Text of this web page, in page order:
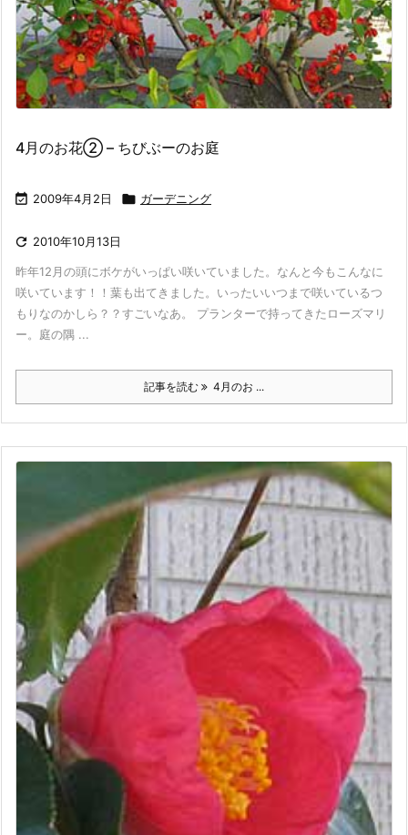
4月のお花② – ちびぶーのお庭
 2009年4月2日  ガーデニング
 2010年10月13日
昨年12月の頭にボケがいっぱい咲いていました。なんと今もこんなに
咲いています！！葉も出てきました。いったいいつまで咲いているつ
もりなのかしら？？すごいなあ。 プランターで持ってきたローズマリ
ー。庭の隅 ...
記事を読む 4月のお ...